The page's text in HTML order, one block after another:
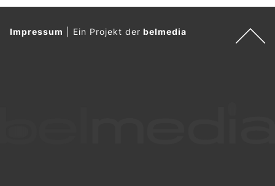
Impressum Ein Projekt derbelmedia